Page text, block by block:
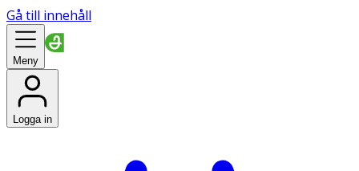
Gå till innehåll
Meny
Logga in